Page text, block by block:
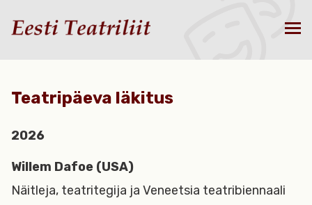
Teatripäeva läkitus
2026
Willem Dafoe (USA)
Näitleja, teatritegija ja Veneetsia teatribiennaali